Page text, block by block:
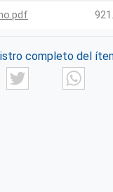
completo del
FacebookTwitter